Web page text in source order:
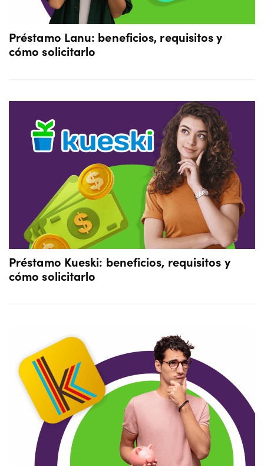
Préstamo Lanu: beneficios, requisitos y
cómo solicitarlo
Préstamo Kueski: beneficios, requisitos y
cómo solicitarlo